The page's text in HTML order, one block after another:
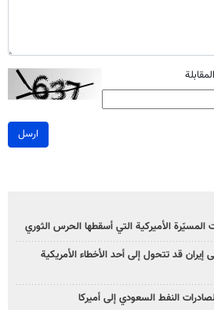
ارسل
المسيّرة الأميركية التي أسقطها الحرس الثوري
إيران قد تتحول إلى أحد الأخطاء الأمريكية
النفط السعودي إلى أميركا